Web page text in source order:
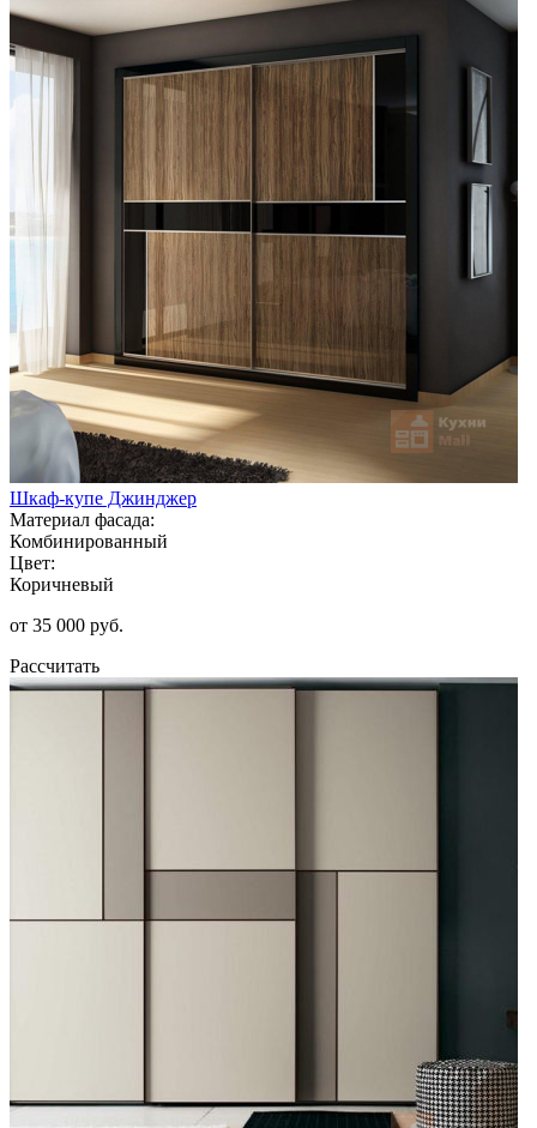
Шкаф-купе Джинджер
Материал фасада:
Комбинированный
Цвет:
Коричневый
от 35 000 руб.
Рассчитать